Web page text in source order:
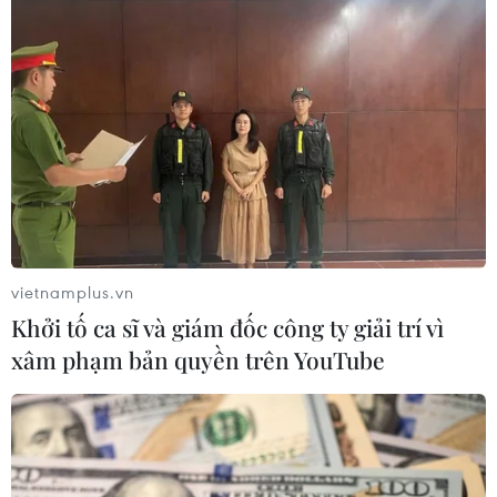
Nhận định Philippines vs
Thái Lan: Madam Pang
treo thưởng tiền tỷ, "Voi
chiến" quyết thắng
04/08/2026 09:19
Làm rõ toàn bộ chuỗi hành
vi gây rối trật tự công cộng
của Khánh Sky
04/08/2026 04:15
Báo chí Đông Nam Á "dậy
sóng" vì tuyển Việt Nam,
chỉ ra lý do Indonesia thua
đau
Ba Bộ tăng cường phối hợp
thực hiện nhiệm vụ đối
ngoại trong giai đoạn mới
03/08/2026 14:59
vietnamplus.vn
Khởi tố ca sĩ và giám đốc công ty giải trí vì
xâm phạm bản quyền trên YouTube